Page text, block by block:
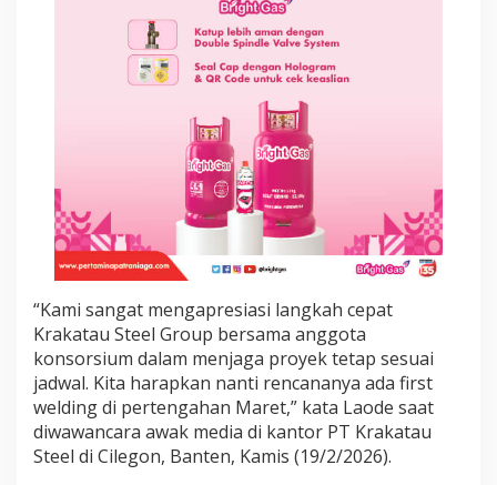
e
i
M
“Kami sangat mengapresiasi langkah cepat
Krakatau Steel Group bersama anggota
konsorsium dalam menjaga proyek tetap sesuai
jadwal. Kita harapkan nanti rencananya ada first
welding di pertengahan Maret,” kata Laode saat
diwawancara awak media di kantor PT Krakatau
Steel di Cilegon, Banten, Kamis (19/2/2026).